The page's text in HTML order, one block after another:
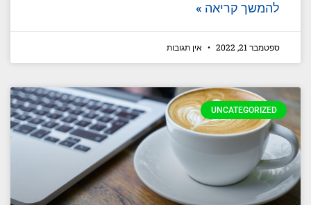
להמשך קריאה »
ספטמבר 21, 2022 אין תגובות
UNCATEGORIZED